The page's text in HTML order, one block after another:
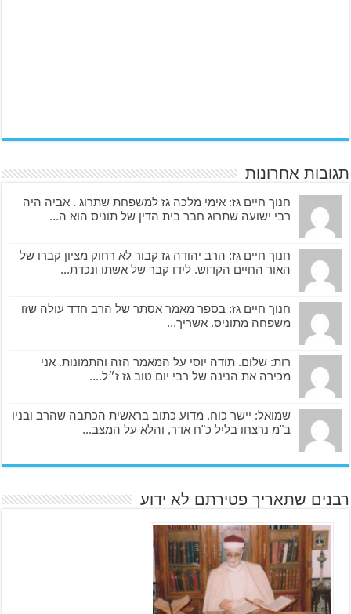
תגובות אחרונות
חנוך חיים גז: אימי מלכה גז למשפחת שתרוג . אביה היה
רבי ישועה שתרוג חבר בית הדין של תוניס הוא ה...
חנוך חיים גז: הרב יהודה גז קבור לא רחוק מציון קברו של
האור החיים הקדוש. לידו קבר של אשתו ונכדת...
חנוך חיים גז: בספר מאמר אסתר של הרב חדד עולה שזו
משפחה מתוניס. אשריך...
רות: שלום. תודה יוסי על המאמר הזה והתמונות. אני
מכירה את הנינה של רבי יום טוב גז ז״ל....
שמואל: יישר כוח. מדוע כתוב בראשית הכתבה שהרב ובניו
ב"מ נרצחו בליל כ"ח אדר, והלא על המצב...
רבנים שתאריך פטירתם לא ידוע